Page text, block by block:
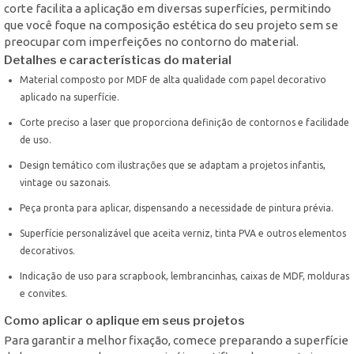
corte facilita a aplicação em diversas superfícies, permitindo
que você foque na composição estética do seu projeto sem se
preocupar com imperfeições no contorno do material.
Detalhes e características do material
Material composto por MDF de alta qualidade com papel decorativo
aplicado na superfície.
Corte preciso a laser que proporciona definição de contornos e facilidade
de uso.
Design temático com ilustrações que se adaptam a projetos infantis,
vintage ou sazonais.
Peça pronta para aplicar, dispensando a necessidade de pintura prévia.
Superfície personalizável que aceita verniz, tinta PVA e outros elementos
decorativos.
Indicação de uso para scrapbook, lembrancinhas, caixas de MDF, molduras
e convites.
Como aplicar o aplique em seus projetos
Para garantir a melhor fixação, comece preparando a superfície